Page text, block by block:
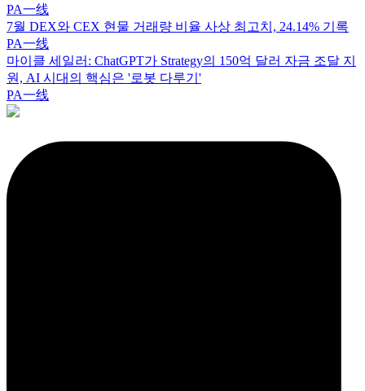
PA一线
7월 DEX와 CEX 현물 거래량 비율 사상 최고치, 24.14% 기록
PA一线
마이클 세일러: ChatGPT가 Strategy의 150억 달러 자금 조달 지
원, AI 시대의 핵심은 '로봇 다루기'
PA一线